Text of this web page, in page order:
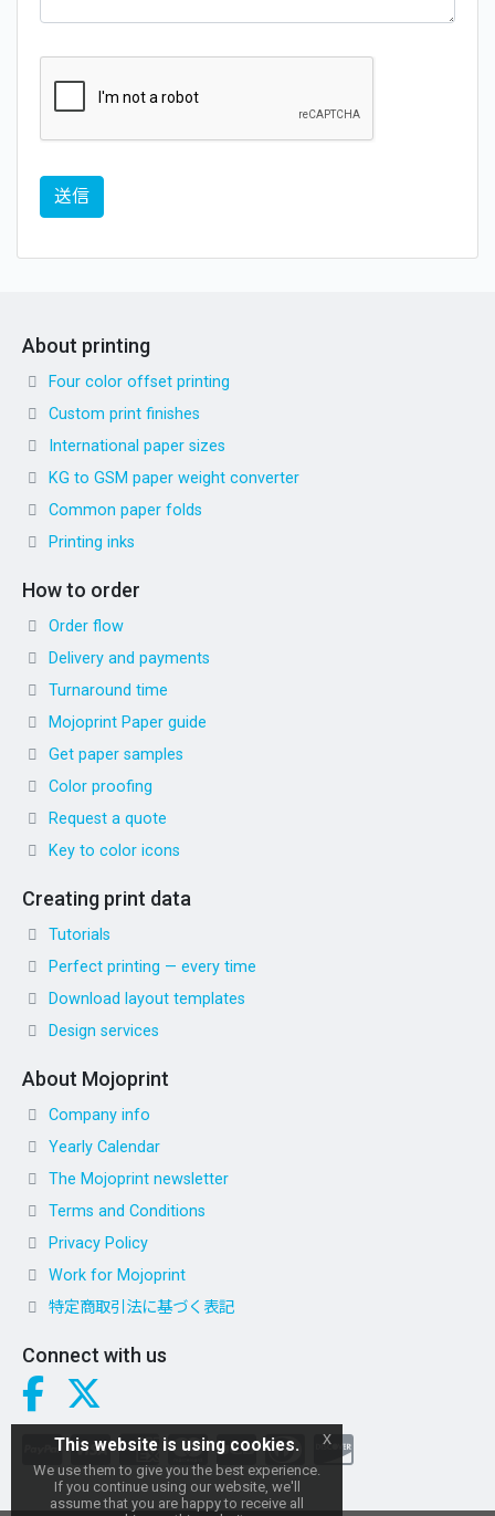
About printing
Four color offset printing
Custom print finishes
International paper sizes
KG to GSM paper weight converter
Common paper folds
Printing inks
How to order
Order flow
Delivery and payments
Turnaround time
Mojoprint Paper guide
Get paper samples
Color proofing
Request a quote
Key to color icons
Creating print data
Tutorials
Perfect printing — every time
Download layout templates
Design services
About Mojoprint
Company info
Yearly Calendar
The Mojoprint newsletter
Terms and Conditions
Privacy Policy
Work for Mojoprint
特定商取引法に基づく表記
Connect with us
This website is using cookies.
We use them to give you the best experience.
If you continue using our website, we'll
assume that you are happy to receive all
x